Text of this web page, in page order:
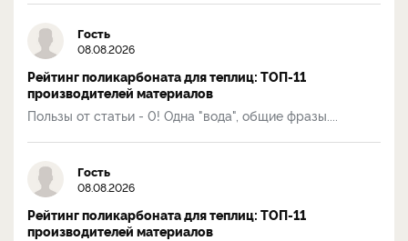
Гость
08.08.2026
Рейтинг поликарбоната для теплиц: ТОП-11
производителей материалов
Пользы от статьи - 0! Одна "вода", общие фразы....
Гость
08.08.2026
Рейтинг поликарбоната для теплиц: ТОП-11
производителей материалов